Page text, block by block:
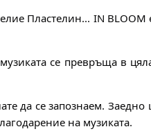
Пластелин... IN BLOOM
се превръща в
да се запознаем.
на музиката.